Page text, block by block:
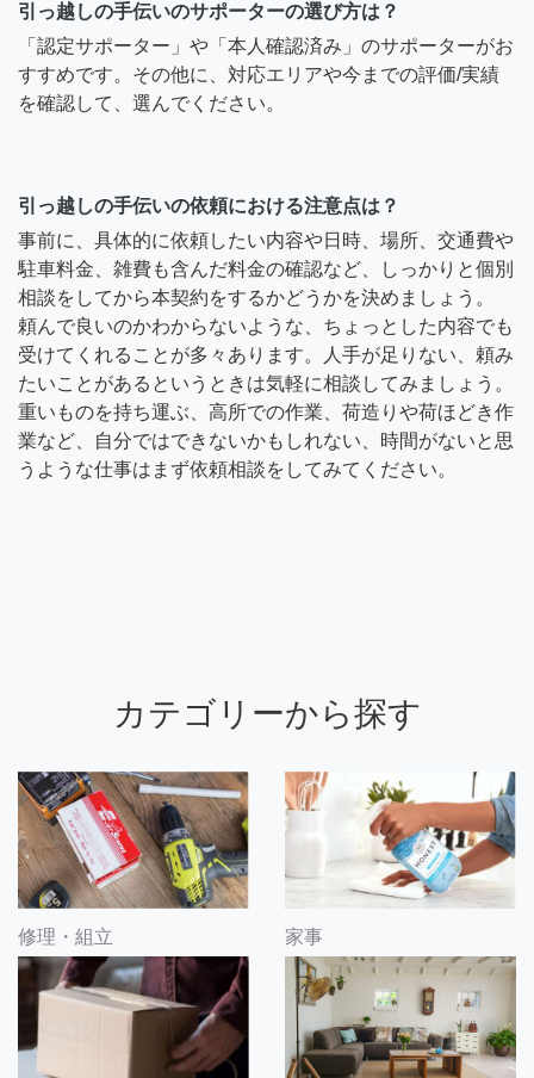
引っ越しの手伝いのサポーターの選び方は？
「認定サポーター」や「本人確認済み」のサポーターがお
すすめです。その他に、対応エリアや今までの評価/実績
を確認して、選んでください。
引っ越しの手伝いの依頼における注意点は？
事前に、具体的に依頼したい内容や日時、場所、交通費や
駐車料金、雑費も含んだ料金の確認など、しっかりと個別
相談をしてから本契約をするかどうかを決めましょう。
頼んで良いのかわからないような、ちょっとした内容でも
受けてくれることが多々あります。人手が足りない、頼み
たいことがあるというときは気軽に相談してみましょう。
重いものを持ち運ぶ、高所での作業、荷造りや荷ほどき作
業など、自分ではできないかもしれない、時間がないと思
うような仕事はまず依頼相談をしてみてください。
カテゴリーから探す
修理・組立 家事